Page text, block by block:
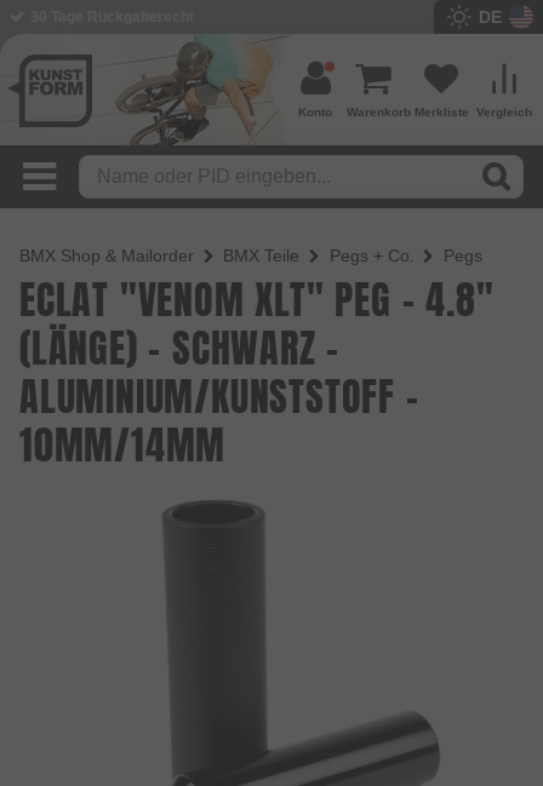
DE
Vergleich
Merkliste
Warenkorb
Konto
BMX Shop & Mailorder BMX Teile Pegs + Co. Pegs
ECLAT "VENOM XLT" PEG - 4.8"
(LÄNGE) - SCHWARZ -
ALUMINIUM/KUNSTSTOFF -
10MM/14MM